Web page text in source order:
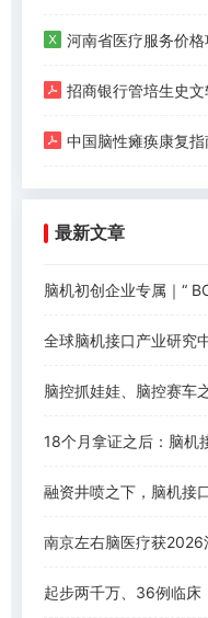
河南省医疗服务价格项
招商银行管培生史文轩【嫖娼成
中国脑性瘫痪康复指南(2015)_第九部分 第四章 脑
最新文章
全球脑机接口产业研究